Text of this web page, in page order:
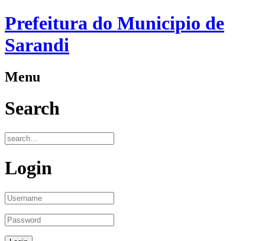
Prefeitura do Municipio de
Sarandi
Menu
Search
Login